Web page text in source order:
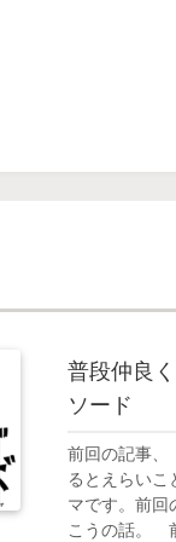
普段仲良
ソード
前回の記事、
るとえらいこ
マです。前回
こうの話。